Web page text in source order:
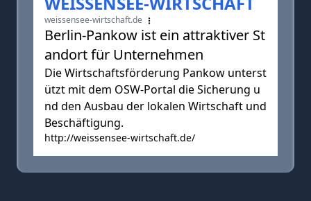
weissensee-wirtschaft.de
Berlin-Pankow ist ein attraktiver St
andort für Unternehmen
Die Wirtschaftsförderung Pankow unterst
ützt mit dem OSW-Portal die Sicherung u
nd den Ausbau der lokalen Wirtschaft und
Beschäftigung.
http://weissensee-wirtschaft.de/